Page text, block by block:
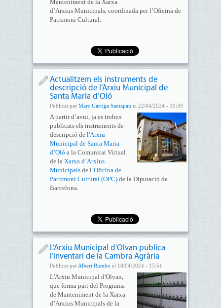
Manteniment de la Xarxa
d’Arxius Municipals, coordinada per l’Oficina de
Patrimoni Cultural.
Actualitzem els instruments de
descripció de l’Arxiu Municipal de
Santa Maria d’Oló
Publicat per Marc Garriga Santapau el 22/04/2024 - 19:39
A partir d’avui, ja es troben
publicats els instruments de
descripció de l'Arxiu
Municipal de Santa Maria
d’Oló a la Comunitat Virtual
de la Xarxa d’Arxius
Municipalsde l’Oficina de
Patrimoni Cultural (OPC)de la Diputació de
Barcelona.
L’Arxiu Municipal d'Olvan publica
l’inventari de la Cambra Agrària
Publicat per Albert Rumbo el 18/04/2024 - 15:51
L'Arxiu Municipal d'Olvan,
que forma part del Programa
de Manteniment de la Xarxa
d’Arxius Municipals de la